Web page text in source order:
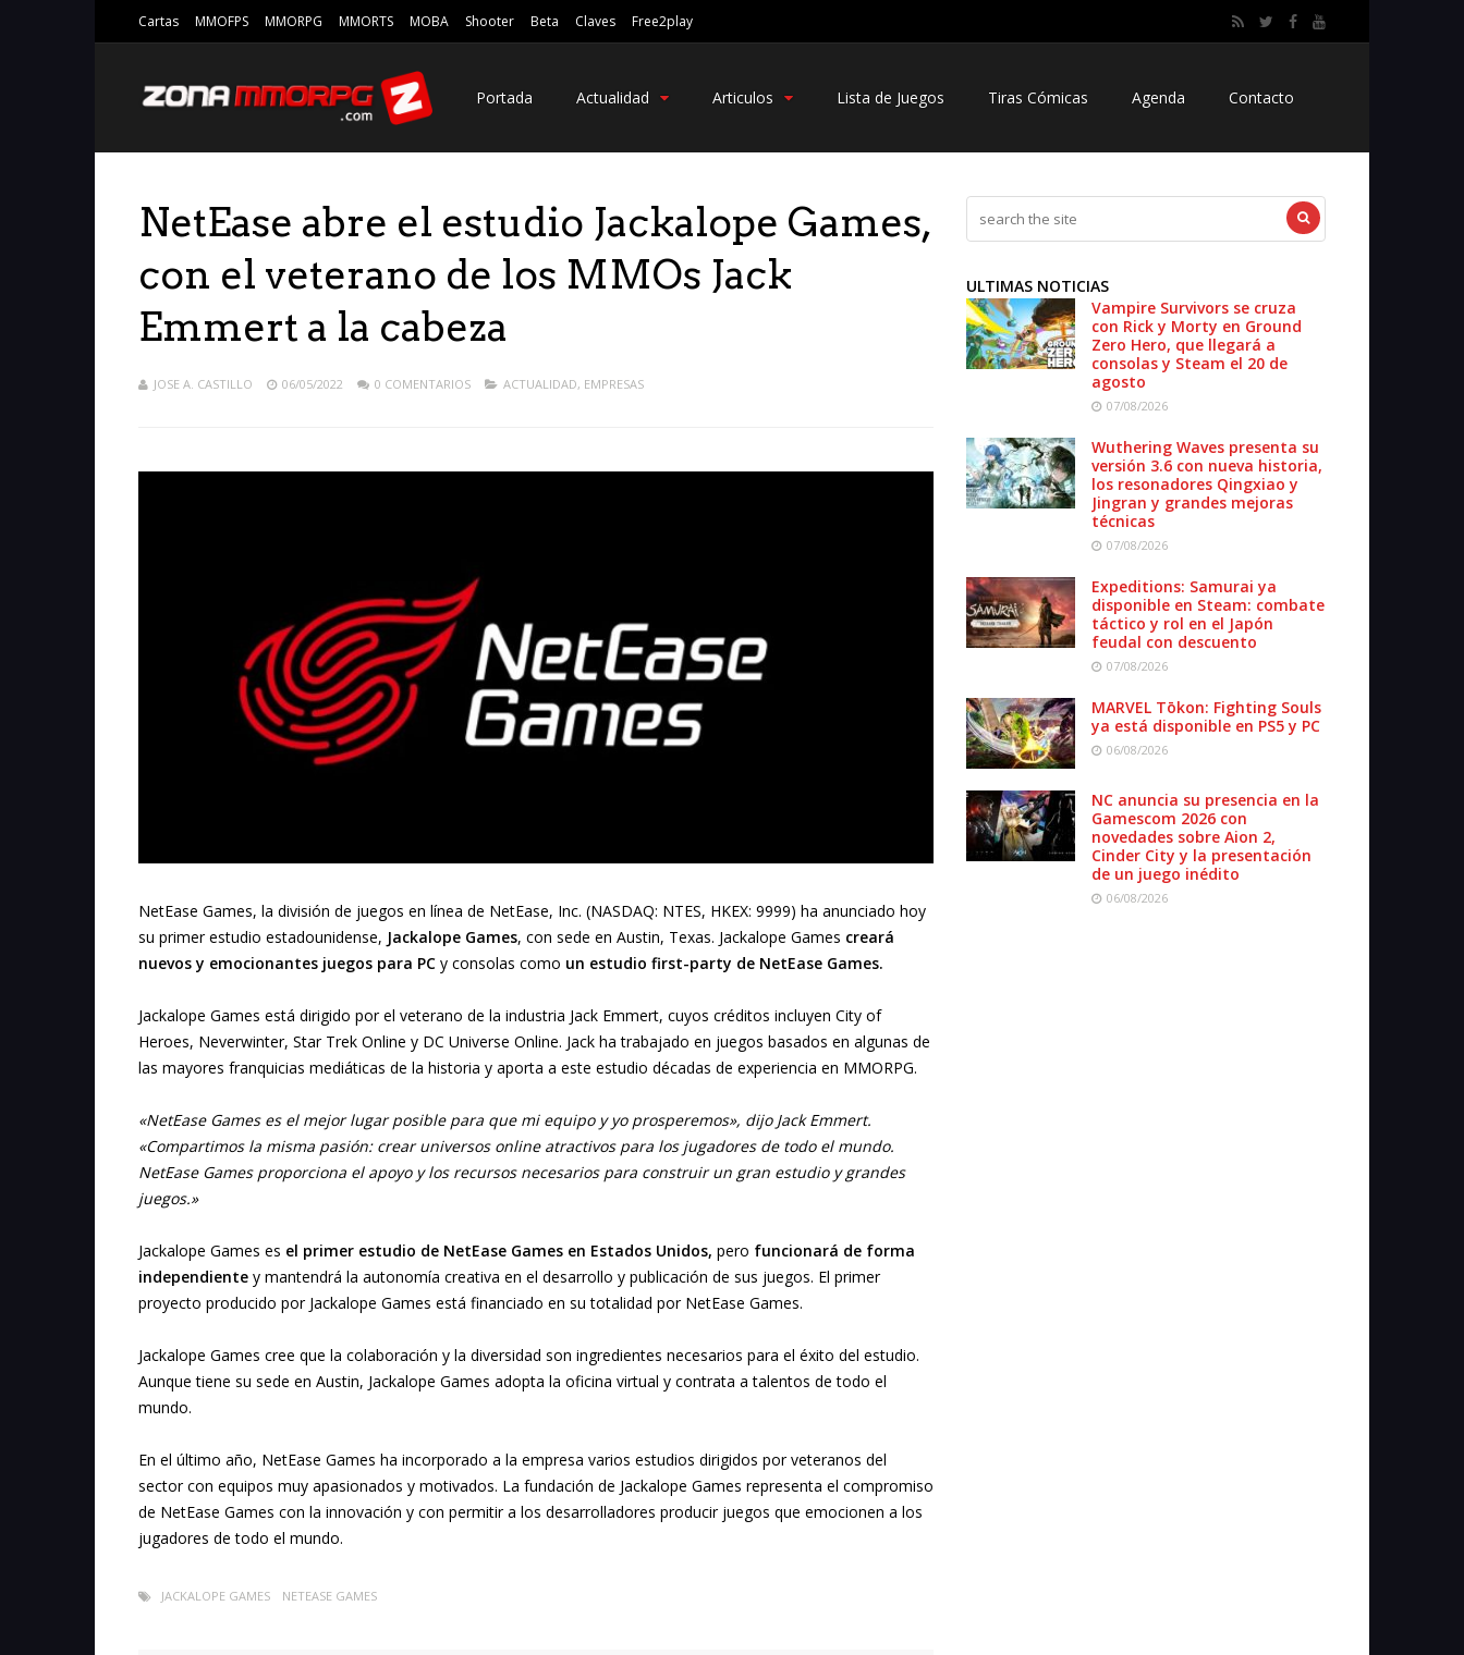
Cartas MMOFPS MMORPG MMORTS MOBA Shooter Beta Claves Free2play
Portada Actualidad Articulos Lista de Juegos Tiras Cómicas Agenda Contacto
NetEase abre el estudio Jackalope Games,
con el veterano de los MMOs Jack
Emmert a la cabeza
JOSE A. CASTILLO 06/05/2022 0 COMENTARIOS ACTUALIDAD, EMPRESAS
NetEase Games, la división de juegos en línea de NetEase, Inc. (NASDAQ: NTES, HKEX: 9999) ha anunciado hoy
su primer estudio estadounidense, Jackalope Games, con sede en Austin, Texas. Jackalope Games creará
nuevos y emocionantes juegos para PC y consolas como un estudio first-party de NetEase Games.
Jackalope Games está dirigido por el veterano de la industria Jack Emmert, cuyos créditos incluyen City of
Heroes, Neverwinter, Star Trek Online y DC Universe Online. Jack ha trabajado en juegos basados en algunas de
las mayores franquicias mediáticas de la historia y aporta a este estudio décadas de experiencia en MMORPG.
«NetEase Games es el mejor lugar posible para que mi equipo y yo prosperemos», dijo Jack Emmert.
«Compartimos la misma pasión: crear universos online atractivos para los jugadores de todo el mundo.
NetEase Games proporciona el apoyo y los recursos necesarios para construir un gran estudio y grandes
juegos.»
Jackalope Games es el primer estudio de NetEase Games en Estados Unidos, pero funcionará de forma
independiente y mantendrá la autonomía creativa en el desarrollo y publicación de sus juegos. El primer
proyecto producido por Jackalope Games está financiado en su totalidad por NetEase Games.
Jackalope Games cree que la colaboración y la diversidad son ingredientes necesarios para el éxito del estudio.
Aunque tiene su sede en Austin, Jackalope Games adopta la oficina virtual y contrata a talentos de todo el
mundo.
En el último año, NetEase Games ha incorporado a la empresa varios estudios dirigidos por veteranos del
sector con equipos muy apasionados y motivados. La fundación de Jackalope Games representa el compromiso
de NetEase Games con la innovación y con permitir a los desarrolladores producir juegos que emocionen a los
jugadores de todo el mundo.
JACKALOPE GAMES NETEASE GAMES
ULTIMAS NOTICIAS
Vampire Survivors se cruza
con Rick y Morty en Ground
Zero Hero, que llegará a
consolas y Steam el 20 de
agosto
07/08/2026
Wuthering Waves presenta su
versión 3.6 con nueva historia,
los resonadores Qingxiao y
Jingran y grandes mejoras
técnicas
07/08/2026
Expeditions: Samurai ya
disponible en Steam: combate
táctico y rol en el Japón
feudal con descuento
07/08/2026
MARVEL Tōkon: Fighting Souls
ya está disponible en PS5 y PC
06/08/2026
NC anuncia su presencia en la
Gamescom 2026 con
novedades sobre Aion 2,
Cinder City y la presentación
de un juego inédito
06/08/2026